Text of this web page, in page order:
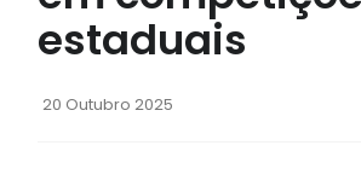
estaduais
20 Outubro 2025